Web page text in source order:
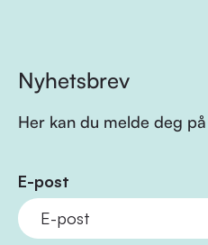
Nyhetsbrev
Her kan du melde deg
E-post